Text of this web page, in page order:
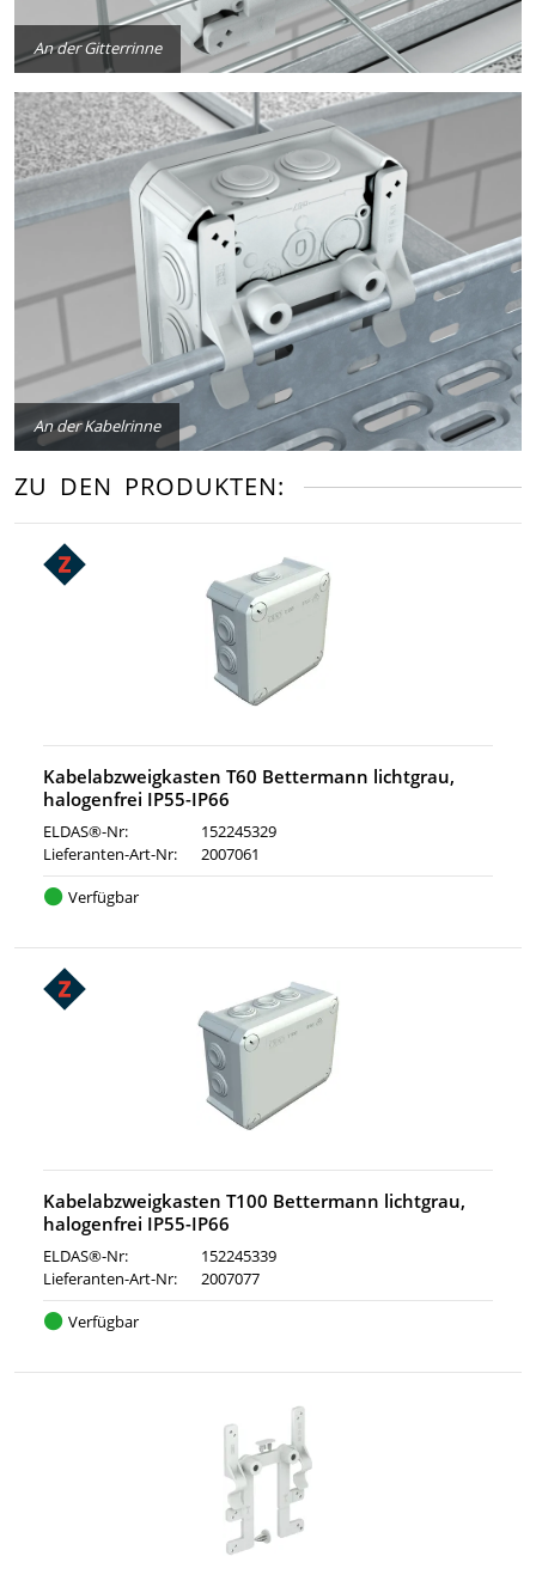
An der Kabelrinne
An der Gitterrinne
ZU DEN PRODUKTEN:
Kabelabzweigkasten T60 Bettermann lichtgrau,
halogenfrei IP55-IP66
ELDAS®-Nr:
152245329
Lieferanten-Art-Nr:
2007061
Verfügbar
Kabelabzweigkasten T100 Bettermann lichtgrau,
halogenfrei IP55-IP66
ELDAS®-Nr:
152245339
Lieferanten-Art-Nr:
2007077
Verfügbar